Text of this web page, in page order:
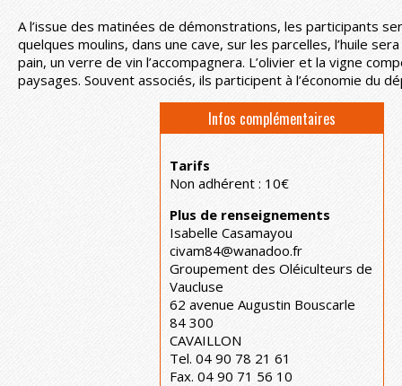
A l’issue des matinées de démonstrations, les participants
quelques moulins, dans une cave, sur les parcelles, l’huile
pain, un verre de vin l’accompagnera. L’olivier et la vigne
paysages. Souvent associés, ils participent à l’économie du
Infos complémentaires
Tarifs
Non adhérent : 10€
Plus de renseignements
Isabelle Casamayou
civam84@wanadoo.fr
Groupement des Oléiculteurs de
Vaucluse
62 avenue Augustin Bouscarle
84 300
CAVAILLON
Tel. 04 90 78 21 61
Fax. 04 90 71 56 10